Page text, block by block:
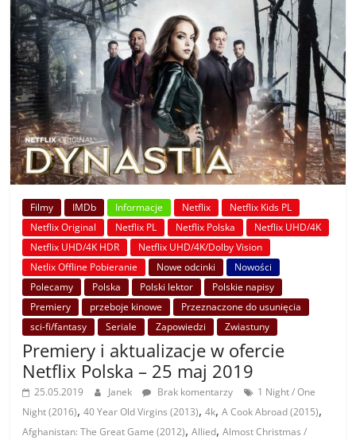
Filmy IMDb Informacje Netflix
Netflix Kids PL
Netflix Original
Netflix PL Netflix Polska
Netflix UHD/4K
Netflix UHD/4K HDR
Netflix UHD/4K/Dolby Vision
Netlix Offline Pobieranie
Nowe odcinki
Nowości
Polecamy
Polska Polski lektor
Polskie napisy
Premiery
przeboje kinowe
Przeznaczone do usunięcia
sci-fi/fantasy
Seriale Zapowiedzi Zwiastuny
Premiery i aktualizacje w ofercie
Netflix Polska – 25 maj 2019
25.05.2019 Janek Brak komentarzy
1 Night / One
Night (2016),40 Year Old Virgins (2013),4k,A Cook Abroad (2015),
Afghanistan: The Great Game (2012),Allied,Almost Christmas /